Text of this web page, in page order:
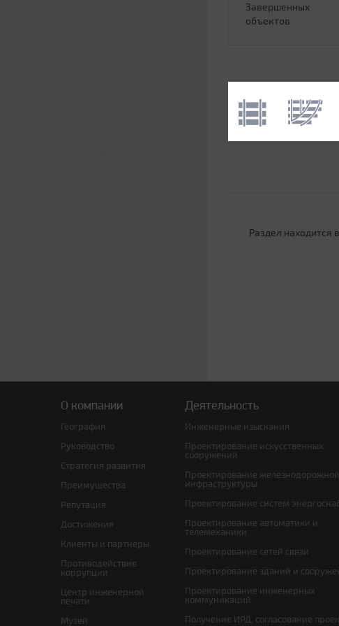
Завершенных
объектов
Раздел находится
О компании
География
Руководство
Стратегия развития
Преимущества
Репутация
Достижения
Клиенты и партнеры
Противодействие
коррупции
Центр инженерной
печати
Музей
Деятельность
Инженерные изыскания
Проектирование искусственных
сооружений
Проектирование железнодорожной
инфраструктуры
Проектирование систем
Проектирование автоматики и
телемеханики
Проектирование сетей связи
Проектирование зданий и
Проектирование инженерных
коммуникаций
Получение ИРД, согласование